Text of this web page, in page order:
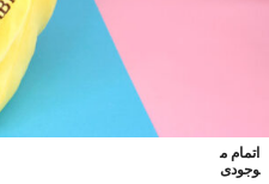
اتمام م
وجودی